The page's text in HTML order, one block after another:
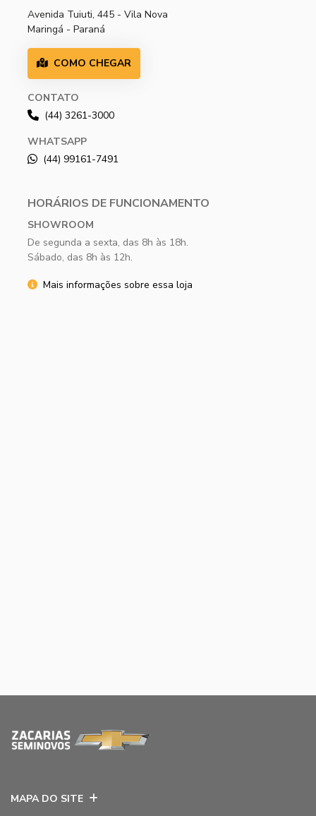
Avenida Tuiuti, 445 - Vila Nova
Maringá - Paraná
COMO CHEGAR
CONTATO
(44) 3261-3000
WHATSAPP
(44) 99161-7491
HORÁRIOS DE FUNCIONAMENTO
SHOWROOM
De segunda a sexta, das 8h às 18h.
Sábado, das 8h às 12h.
Mais informações sobre essa loja
MAPA DO SITE